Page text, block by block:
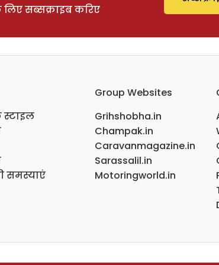
सब्सक्राइब करिए
समस्याएं
Group Websites
Grihshobha.in
Champak.in
Caravanmagazine.in
Sarassalil.in
Motoringworld.in